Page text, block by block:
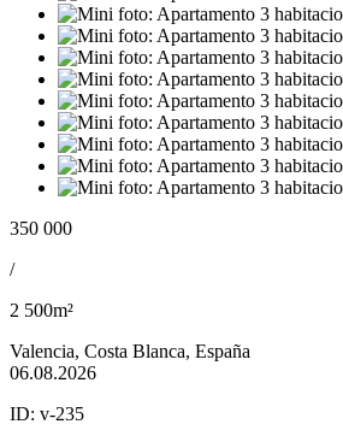
350 000
/
2 500m²
Valencia, Costa Blanca, España
06.08.2026
ID: v-235